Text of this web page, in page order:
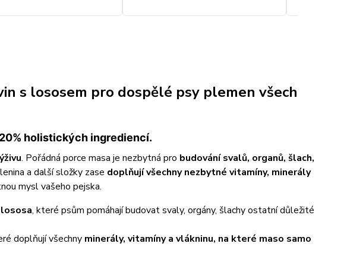
s lososem pro dospělé psy plemen všech
holistických ingrediencí.
. Pořádná porce masa je nezbytná pro budování svalů, organů, šlach,
a další složky zase doplňují všechny nezbytné vitamíny, minerály
mysl vašeho pejska.
, které psům pomáhají budovat svaly, orgány, šlachy ostatní důležité
doplňují všechnyminerály, vitamíny a vlákninu, na které maso samo